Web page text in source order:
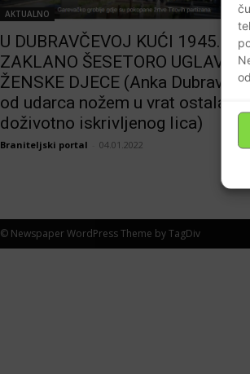
AKTUALNO
U DUBRAVČEVOJ KUĆI 1945.
ZAKLANO ŠESETORO
ŽENSKE DJECE (Anka Dubravac
od udarca nožem u vrat ostala
doživotno iskrivljenog lica)
Braniteljski portal 04.01.2022
© Newspaper WordPress Theme by TagDiv